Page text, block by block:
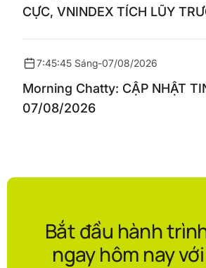
CỰC, VNINDEX TÍCH LŨY
7:45:45 Sáng-07/08/2026
Morning Chatty: CẬP NHẬT
07/08/2026
Bắt đầu hành
ngay hôm nay với